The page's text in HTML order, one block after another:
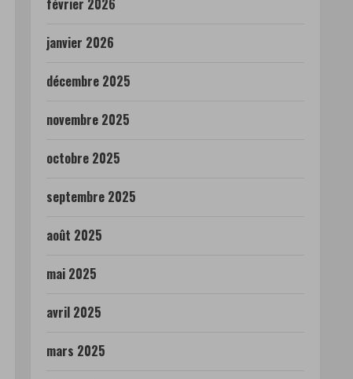
février 2026
janvier 2026
décembre 2025
novembre 2025
octobre 2025
septembre 2025
août 2025
mai 2025
avril 2025
mars 2025